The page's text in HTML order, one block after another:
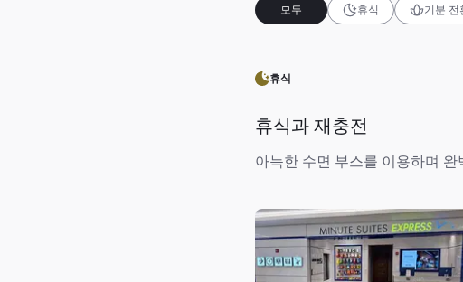
모두 휴식 기분 전
휴식
휴식과 재충전
아늑한 수면 부스를 이용하며